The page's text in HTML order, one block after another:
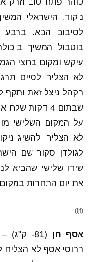
טוהר פתח טוב וזרק
ניקוד, הישראלי
לסיבוב הבא. ברבע
בוטבול המשיך
עיקש ומקום בחצי
לא הצליח לסיים
הקהל ניצל זאת ותקף
שבתום 4
על המקום השלישי
לגולדן סקור שם
שידו שלישי שהביא
את יום התחרות
(ijf)
אסף חן
(81-
הרוסי אסף לא הצליח